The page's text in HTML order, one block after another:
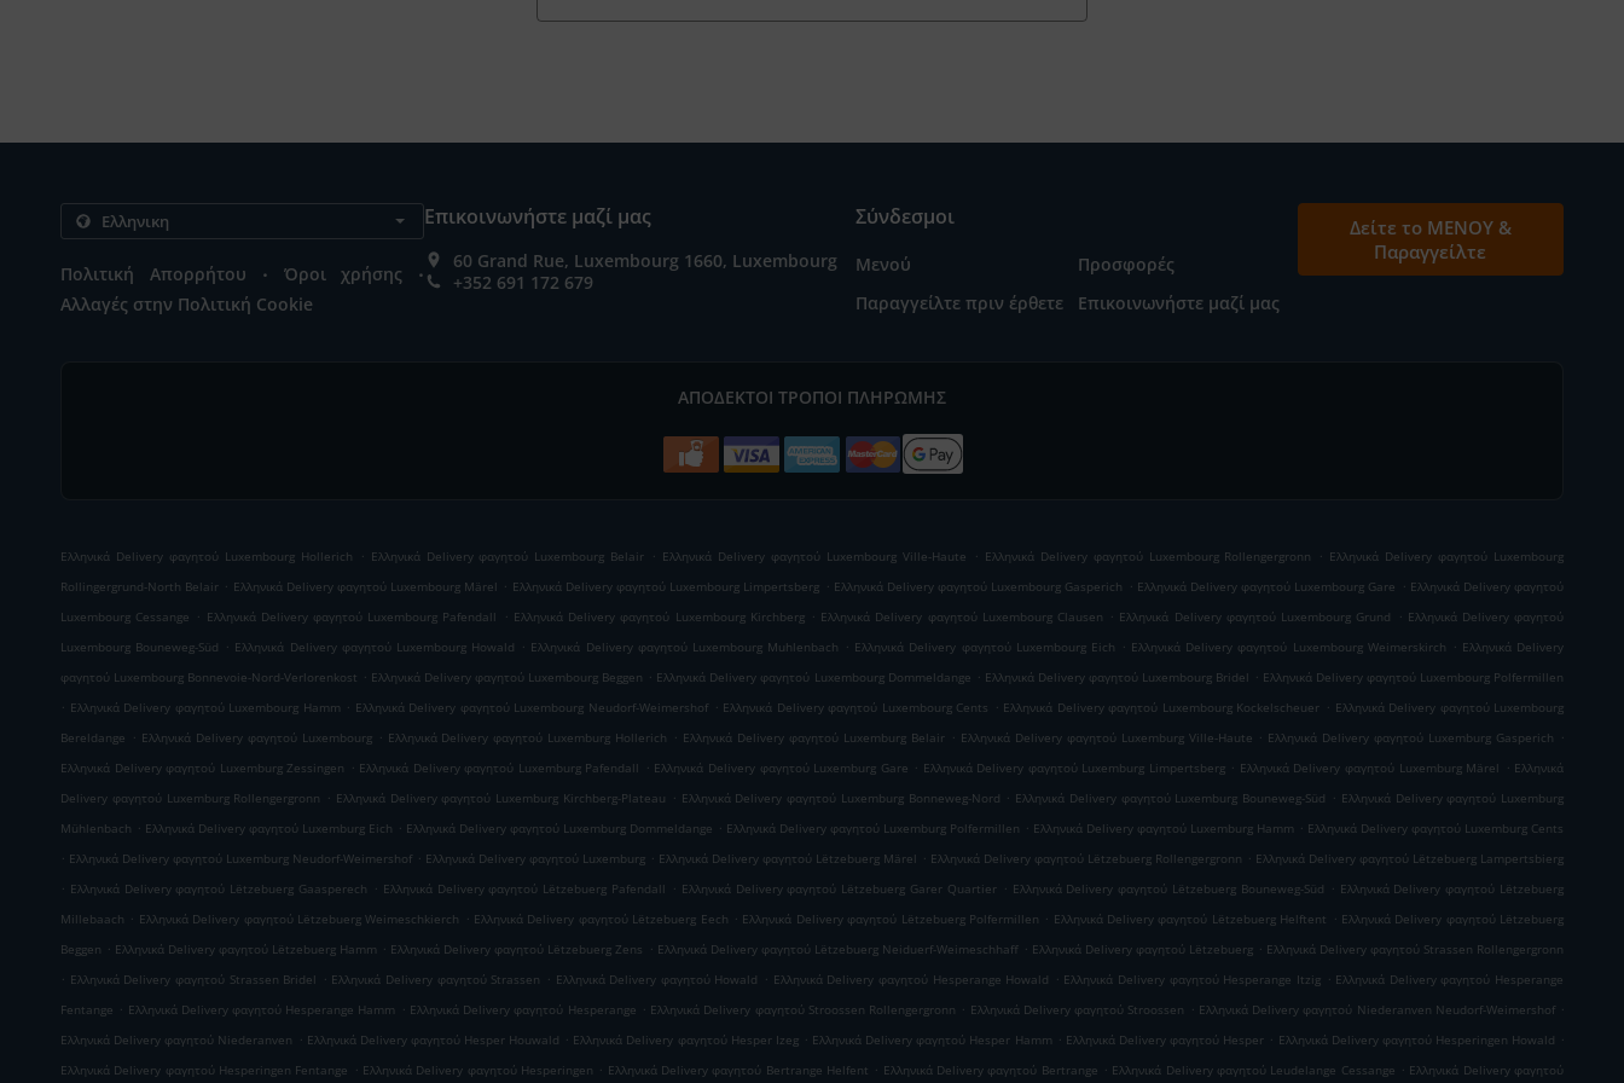
Πολιτική Απορρήτου . Όροι χρήσης .
Αλλαγές στην Πολιτική Cookie
Επικοινωνήστε μαζί μας
60 Grand Rue, Luxembourg 1660, Luxembourg
+352 691 172 679
Σύνδεσμοι
Μενού
Προσφορές
Παραγγείλτε πριν έρθετε
Επικοινωνήστε μαζί μας
Δείτε το ΜΕΝΟΥ &
Παραγγείλτε
ΑΠΟΔΕΚΤΟΊ ΤΡΌΠΟΙ ΠΛΗΡΩΜΉΣ
Ελληνικά Delivery φαγητού Luxembourg Hollerich . Ελληνικά Delivery φαγητού Luxembourg Belair . Ελληνικά Delivery φαγητού Luxembourg Ville-Haute . Ελληνικά Delivery φαγητού Luxembourg Rollengergronn . Ελληνικά Delivery φαγητού Luxembourg
Rollingergrund-North Belair . Ελληνικά Delivery φαγητού Luxembourg Märel . Ελληνικά Delivery φαγητού Luxembourg Limpertsberg . Ελληνικά Delivery φαγητού Luxembourg Gasperich . Ελληνικά Delivery φαγητού Luxembourg Gare . Ελληνικά Delivery φαγητού
Luxembourg Cessange . Ελληνικά Delivery φαγητού Luxembourg Pafendall . Ελληνικά Delivery φαγητού Luxembourg Kirchberg . Ελληνικά Delivery φαγητού Luxembourg Clausen . Ελληνικά Delivery φαγητού Luxembourg Grund . Ελληνικά Delivery φαγητού
Luxembourg Bouneweg-Süd . Ελληνικά Delivery φαγητού Luxembourg Howald . Ελληνικά Delivery φαγητού Luxembourg Muhlenbach . Ελληνικά Delivery φαγητού Luxembourg Eich . Ελληνικά Delivery φαγητού Luxembourg Weimerskirch . Ελληνικά Delivery
φαγητού Luxembourg Bonnevoie-Nord-Verlorenkost . Ελληνικά Delivery φαγητού Luxembourg Beggen . Ελληνικά Delivery φαγητού Luxembourg Dommeldange . Ελληνικά Delivery φαγητού Luxembourg Bridel . Ελληνικά Delivery φαγητού Luxembourg Polfermillen
. Ελληνικά Delivery φαγητού Luxembourg Hamm . Ελληνικά Delivery φαγητού Luxembourg Neudorf-Weimershof . Ελληνικά Delivery φαγητού Luxembourg Cents . Ελληνικά Delivery φαγητού Luxembourg Kockelscheuer . Ελληνικά Delivery φαγητού Luxembourg
Bereldange . Ελληνικά Delivery φαγητού Luxembourg . Ελληνικά Delivery φαγητού Luxemburg Hollerich . Ελληνικά Delivery φαγητού Luxemburg Belair . Ελληνικά Delivery φαγητού Luxemburg Ville-Haute . Ελληνικά Delivery φαγητού Luxemburg Gasperich .
Ελληνικά Delivery φαγητού Luxemburg Zessingen . Ελληνικά Delivery φαγητού Luxemburg Pafendall . Ελληνικά Delivery φαγητού Luxemburg Gare . Ελληνικά Delivery φαγητού Luxemburg Limpertsberg . Ελληνικά Delivery φαγητού Luxemburg Märel . Ελληνικά
Delivery φαγητού Luxemburg Rollengergronn . Ελληνικά Delivery φαγητού Luxemburg Kirchberg-Plateau . Ελληνικά Delivery φαγητού Luxemburg Bonneweg-Nord . Ελληνικά Delivery φαγητού Luxemburg Bouneweg-Süd . Ελληνικά Delivery φαγητού Luxemburg
Mühlenbach . Ελληνικά Delivery φαγητού Luxemburg Eich . Ελληνικά Delivery φαγητού Luxemburg Dommeldange . Ελληνικά Delivery φαγητού Luxemburg Polfermillen . Ελληνικά Delivery φαγητού Luxemburg Hamm . Ελληνικά Delivery φαγητού Luxemburg Cents
. Ελληνικά Delivery φαγητού Luxemburg Neudorf-Weimershof . Ελληνικά Delivery φαγητού Luxemburg . Ελληνικά Delivery φαγητού Lëtzebuerg Märel . Ελληνικά Delivery φαγητού Lëtzebuerg Rollengergronn . Ελληνικά Delivery φαγητού Lëtzebuerg Lampertsbierg
. Ελληνικά Delivery φαγητού Lëtzebuerg Gaasperech . Ελληνικά Delivery φαγητού Lëtzebuerg Pafendall . Ελληνικά Delivery φαγητού Lëtzebuerg Garer Quartier . Ελληνικά Delivery φαγητού Lëtzebuerg Bouneweg-Süd . Ελληνικά Delivery φαγητού Lëtzebuerg
Millebaach . Ελληνικά Delivery φαγητού Lëtzebuerg Weimeschkierch . Ελληνικά Delivery φαγητού Lëtzebuerg Eech . Ελληνικά Delivery φαγητού Lëtzebuerg Polfermillen . Ελληνικά Delivery φαγητού Lëtzebuerg Helftent . Ελληνικά Delivery φαγητού Lëtzebuerg
Beggen . Ελληνικά Delivery φαγητού Lëtzebuerg Hamm . Ελληνικά Delivery φαγητού Lëtzebuerg Zens . Ελληνικά Delivery φαγητού Lëtzebuerg Neiduerf-Weimeschhaff . Ελληνικά Delivery φαγητού Lëtzebuerg . Ελληνικά Delivery φαγητού Strassen Rollengergronn
. Ελληνικά Delivery φαγητού Strassen Bridel . Ελληνικά Delivery φαγητού Strassen . Ελληνικά Delivery φαγητού Howald . Ελληνικά Delivery φαγητού Hesperange Howald . Ελληνικά Delivery φαγητού Hesperange Itzig . Ελληνικά Delivery φαγητού Hesperange
Fentange . Ελληνικά Delivery φαγητού Hesperange Hamm . Ελληνικά Delivery φαγητού Hesperange . Ελληνικά Delivery φαγητού Stroossen Rollengergronn . Ελληνικά Delivery φαγητού Stroossen . Ελληνικά Delivery φαγητού Niederanven Neudorf-Weimershof .
Ελληνικά Delivery φαγητού Niederanven . Ελληνικά Delivery φαγητού Hesper Houwald . Ελληνικά Delivery φαγητού Hesper Izeg . Ελληνικά Delivery φαγητού Hesper Hamm . Ελληνικά Delivery φαγητού Hesper . Ελληνικά Delivery φαγητού Hesperingen Howald .
Ελληνικά Delivery φαγητού Hesperingen Fentange . Ελληνικά Delivery φαγητού Hesperingen . Ελληνικά Delivery φαγητού Bertrange Helfent . Ελληνικά Delivery φαγητού Bertrange . Ελληνικά Delivery φαγητού Leudelange Cessange . Ελληνικά Delivery φαγητού